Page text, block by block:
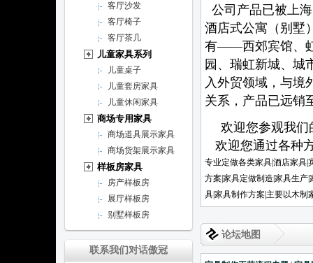
客厅沙发
客厅椅子
客厅茶几
儿童家具系列
儿童桌子
儿童套房家具
儿童休闲家具
商场专用家具
商场道具展示家具
商场货架展示家具
样板房家具
房产样板房
展厅样板房
别墅样板房
联系我们对话傲冠
公司产品已被上
酒店式公寓（别墅
有——西郊宾馆、
园、瑞虹新城、城
入外贸领域，与境
关系，产品已
欢迎您参观我们
欢迎您通过各种
专业定做各类家具|酒店家具|
方案|家具定做制造|家具生产
具|家具制作方案|主要以木制
论坛地图